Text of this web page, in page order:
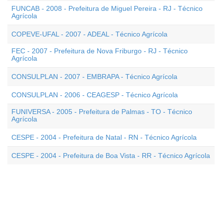
FUNCAB - 2008 - Prefeitura de Miguel Pereira - RJ - Técnico
Agrícola
COPEVE-UFAL - 2007 - ADEAL - Técnico Agrícola
FEC - 2007 - Prefeitura de Nova Friburgo - RJ - Técnico
Agrícola
CONSULPLAN - 2007 - EMBRAPA - Técnico Agrícola
CONSULPLAN - 2006 - CEAGESP - Técnico Agrícola
FUNIVERSA - 2005 - Prefeitura de Palmas - TO - Técnico
Agrícola
CESPE - 2004 - Prefeitura de Natal - RN - Técnico Agrícola
CESPE - 2004 - Prefeitura de Boa Vista - RR - Técnico Agrícola